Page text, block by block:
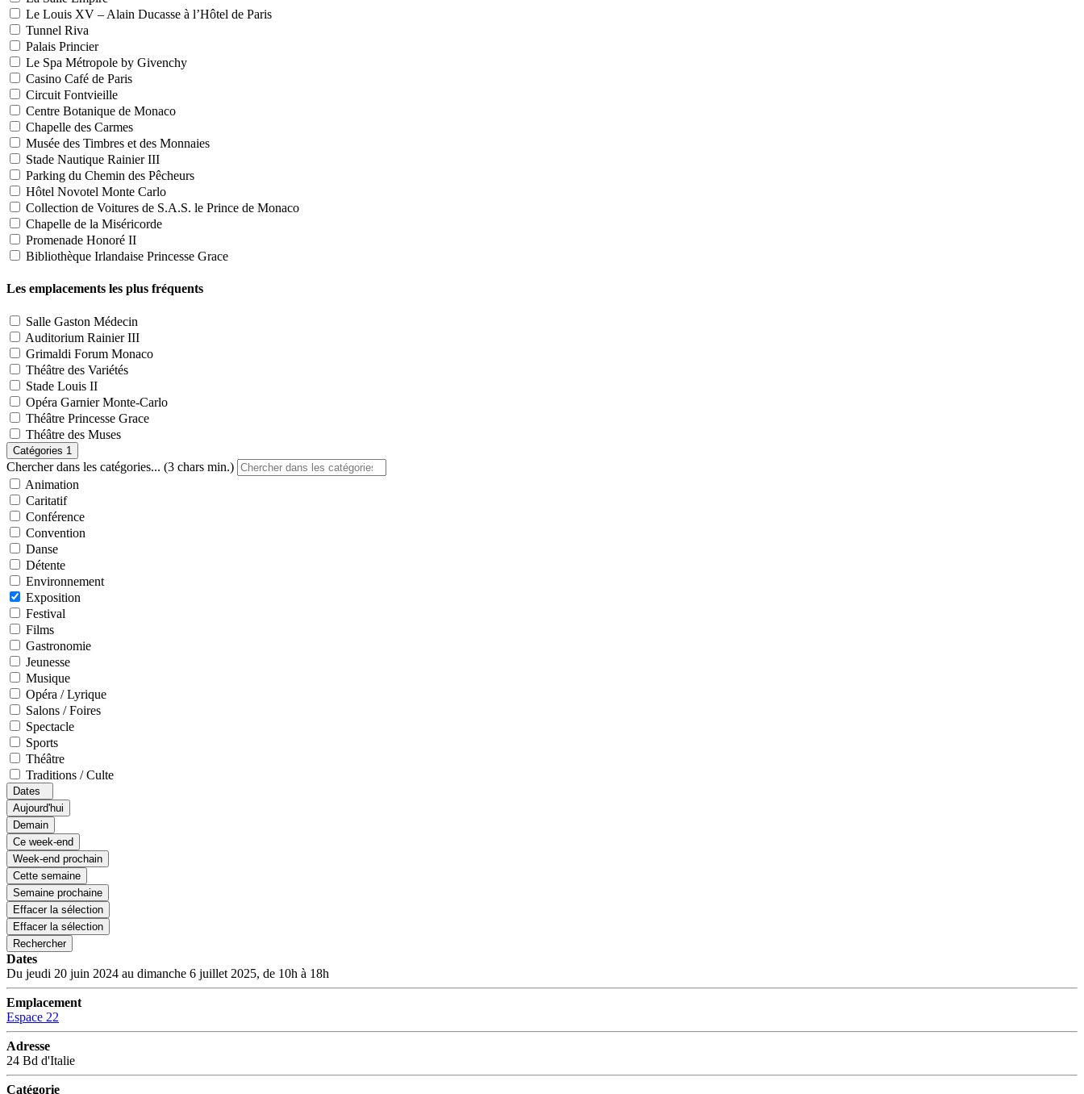
Le Louis XV – Alain Ducasse à l’Hôtel de Paris
Tunnel Riva
Palais Princier
Le Spa Métropole by Givenchy
Casino Café de Paris
Circuit Fontvieille
Centre Botanique de Monaco
Chapelle des Carmes
Musée des Timbres et des Monnaies
Stade Nautique Rainier III
Parking du Chemin des Pêcheurs
Hôtel Novotel Monte Carlo
Collection de Voitures de S.A.S. le Prince de Monaco
Chapelle de la Miséricorde
Promenade Honoré II
Bibliothèque Irlandaise Princesse Grace
Les emplacements les plus fréquents
Salle Gaston Médecin
Auditorium Rainier III
Grimaldi Forum Monaco
Théâtre des Variétés
Stade Louis II
Opéra Garnier Monte-Carlo
Théâtre Princesse Grace
Théâtre des Muses
Catégories 1
Chercher dans les catégories... (3 chars min.)
Animation
Caritatif
Conférence
Convention
Danse
Détente
Environnement
Exposition
Festival
Films
Gastronomie
Jeunesse
Musique
Opéra / Lyrique
Salons / Foires
Spectacle
Sports
Théâtre
Traditions / Culte
Dates
Aujourd'hui
Demain
Ce week-end
Week-end prochain
Cette semaine
Semaine prochaine
Effacer la sélection
Effacer la sélection
Rechercher
Dates
Du jeudi 20 juin 2024 au dimanche 6 juillet 2025, de 10h à 18h
Emplacement
Espace 22
Adresse
24 Bd d'Italie
Catégorie